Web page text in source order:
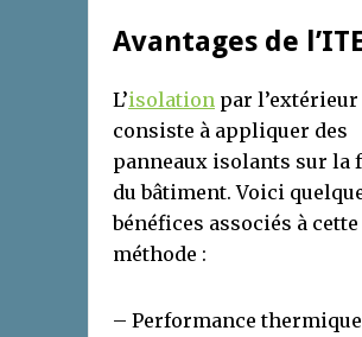
Avantages de
L’isolation par l’extérieur
consiste à appliquer des
panneaux isolants sur la
du bâtiment. Voici
bénéfices associés à cette
méthode :
– Performance